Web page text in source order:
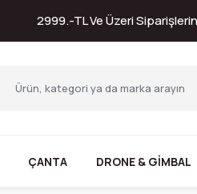
2999.-TL Ve Üzeri
ÇANTA DRONE & GİMBAL